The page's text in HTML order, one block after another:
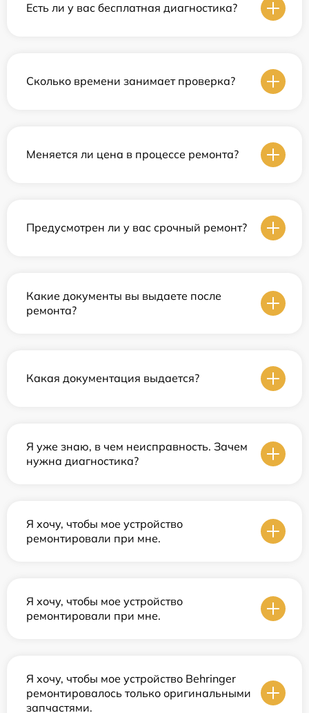
Есть ли у вас бесплатная диагностика?
Сколько времени занимает проверка?
Меняется ли цена в процессе ремонта?
Предусмотрен ли у вас срочный ремонт?
Какие документы вы выдаете после
ремонта?
Какая документация выдается?
Я уже знаю, в чем неисправность. Зачем
нужна диагностика?
Я хочу, чтобы мое устройство
ремонтировали при мне.
Я хочу, чтобы мое устройство
ремонтировали при мне.
Я хочу, чтобы мое устройство Behringer
ремонтировалось только оригинальными
запчастями.